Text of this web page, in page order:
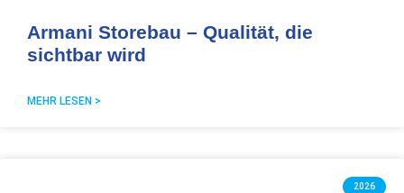
Armani Storebau – Qualität, die
sichtbar wird
MEHR LESEN >
2026